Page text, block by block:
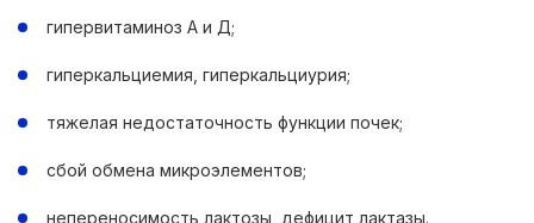
гипервитаминоз А и Д;
гиперкальциемия, гиперкальциурия;
тяжелая недостаточность функции почек;
сбой обмена микроэлементов;
непереносимость лактозы, дефицит лактазы.